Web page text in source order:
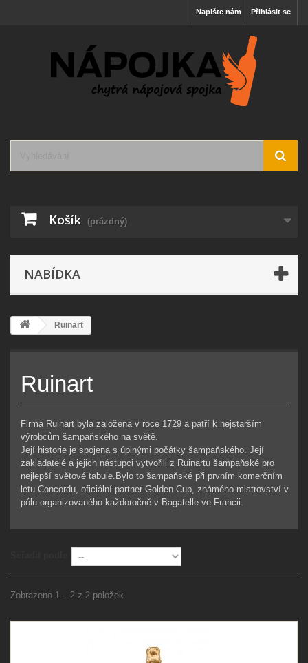
Přihlásit se
Napište nám
Košík (prázdný)
NABÍDKA
Ruinart
Ruinart
Firma Ruinart byla založena v roce 1729 a patří k nejstarším
výrobcům šampaňského na světě.
Její historie je spojena s úplnými počátky šampaňského. Její
zakladatelé a jejich nástupci vytvořili z Ruinartu šampaňské pro
nejlepší světové tabule.Bylo to šampaňské při prvním komerčním
letu Concordu, oficiální partner Golden Cup, známého mistrovství v
pólu organizovaného každoročně v Bagatelle ve Francii.
Zobrazeno 1 – 2 z 2 položek